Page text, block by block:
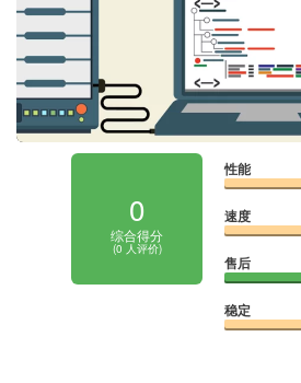
0
综合得分
(0 人评价)
性能
速度
售后
稳定